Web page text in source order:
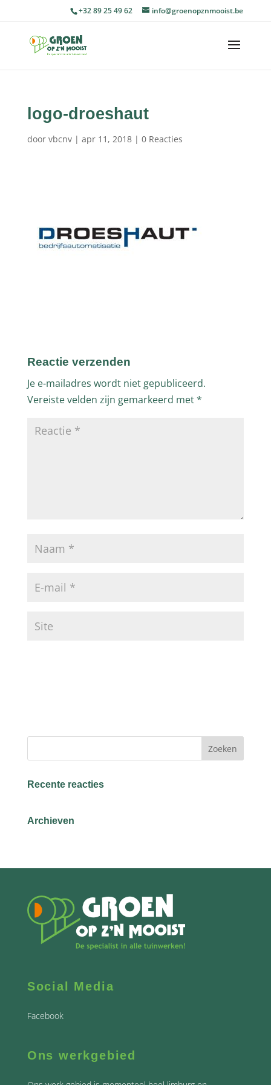
+32 89 25 49 62 info@groenopznmooist.be
logo-droeshaut
door vbcnv| apr 11, 2018| 0 Reacties
Reactie verzenden
Je e-mailadres wordt niet gepubliceerd.
Vereiste velden zijn gemarkeerd met*
Recente reacties
Archieven
Social Media
Facebook
Ons werkgebied